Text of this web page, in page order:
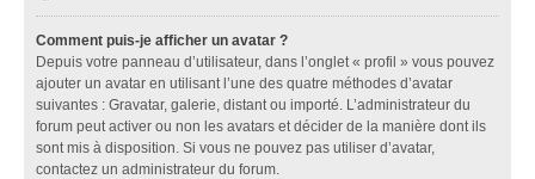
Comment puis-je afficher un avatar ?
Depuis votre panneau d’utilisateur, dans l’onglet « profil » vous pouvez
ajouter un avatar en utilisant l’une des quatre méthodes d’avatar
suivantes : Gravatar, galerie, distant ou importé. L’administrateur du
forum peut activer ou non les avatars et décider de la manière dont ils
sont mis à disposition. Si vous ne pouvez pas utiliser d’avatar,
contactez un administrateur du forum.